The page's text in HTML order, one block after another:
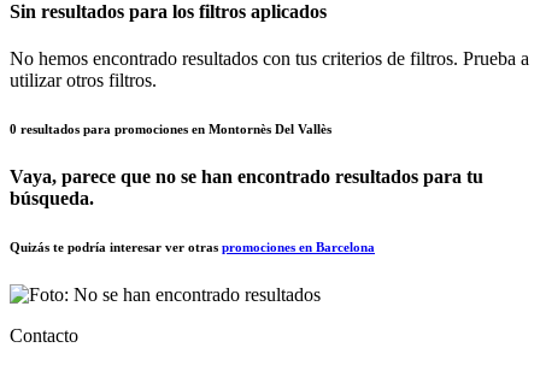
Sin resultados para los filtros aplicados
No hemos encontrado resultados con tus criterios de filtros. Prueba a
utilizar otros filtros.
0 resultados para promociones en Montornès Del Vallès
Vaya, parece que no se han encontrado resultados para tu
búsqueda.
Quizás te podría interesar ver otras promociones en Barcelona
Contacto